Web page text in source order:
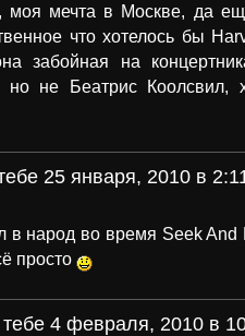
моя мечта в Москве, да
что хотелось бы
забойная на
но не Беатрис Коолсвил,
25 января, 2010 в
народ во время Seek And
просто
тебе 4 февраля, 2010 в